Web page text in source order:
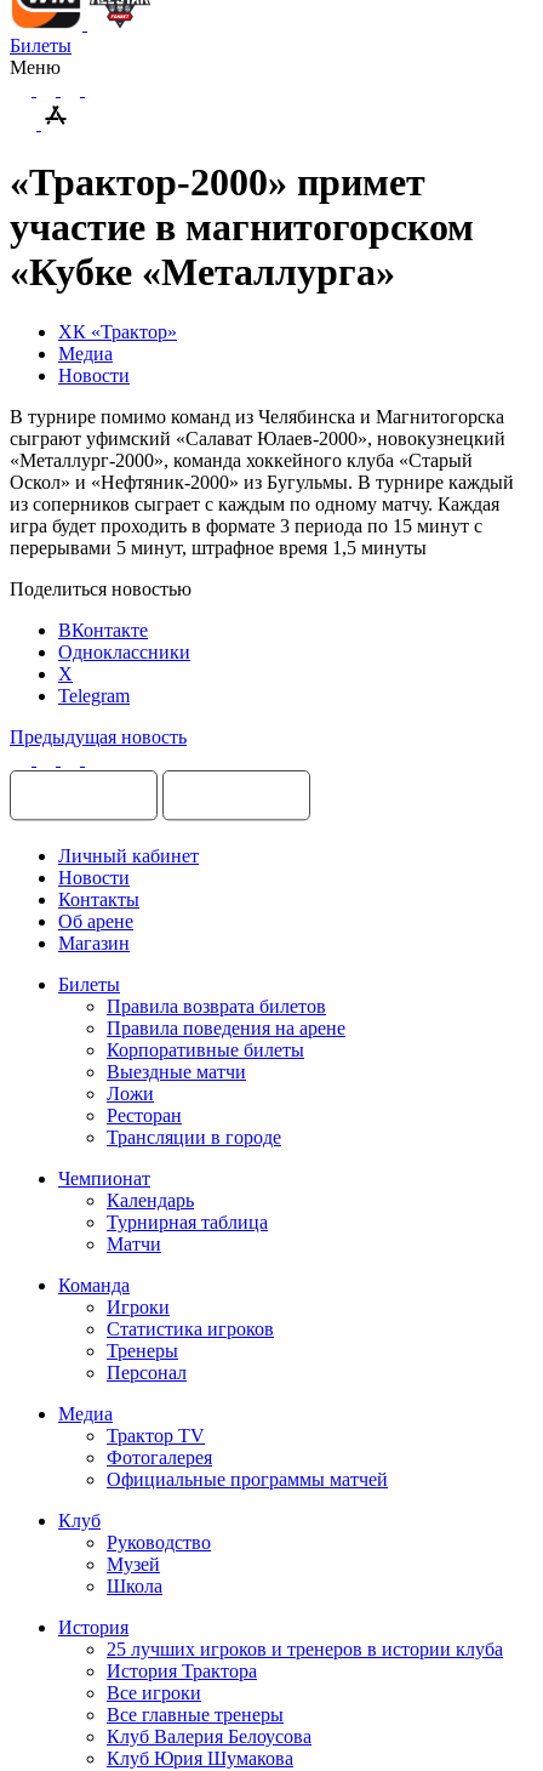
Билеты
Меню
«Трактор-2000» примет
участие в магнитогорском
«Кубке «Металлурга»
ХК «Трактор»
Медиа
Новости
В турнире помимо команд из Челябинска и Магнитогорска
сыграют уфимский «Салават Юлаев-2000», новокузнецкий
«Металлург-2000», команда хоккейного клуба «Старый
Оскол» и «Нефтяник-2000» из Бугульмы. В турнире каждый
из соперников сыграет с каждым по одному матчу. Каждая
игра будет проходить в формате 3 периода по 15 минут с
перерывами 5 минут, штрафное время 1,5 минуты
Поделиться новостью
ВКонтакте
Одноклассники
X
Telegram
Предыдущая новость
Личный кабинет
Новости
Контакты
Об арене
Магазин
Билеты
Правила возврата билетов
Правила поведения на арене
Корпоративные билеты
Выездные матчи
Ложи
Ресторан
Трансляции в городе
Чемпионат
Календарь
Турнирная таблица
Матчи
Команда
Игроки
Статистика игроков
Тренеры
Персонал
Медиа
Трактор TV
Фотогалерея
Официальные программы матчей
Клуб
Руководство
Музей
Школа
История
25 лучших игроков и тренеров в истории клуба
История Трактора
Все игроки
Все главные тренеры
Клуб Валерия Белоусова
Клуб Юрия Шумакова